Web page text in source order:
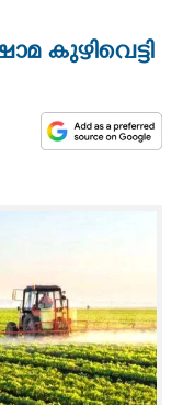
കുഴിവെട്ടി